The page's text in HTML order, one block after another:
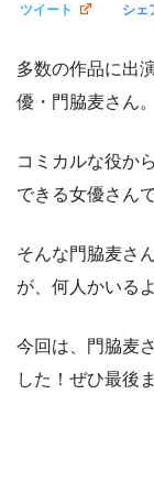
ツイート シェ
多数の作品に出
優・門脇麦さん。
コミカルな役か
できる女優さん
そんな門脇麦さ
が、何人かいる
今回は、門脇麦
した！ぜひ最後